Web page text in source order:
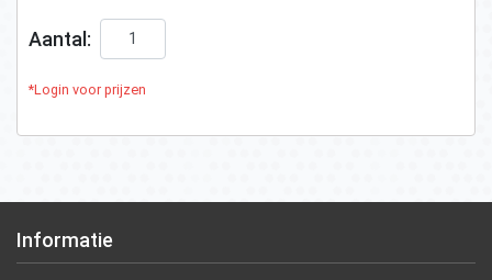
Aantal:
*Login voor prijzen
Informatie